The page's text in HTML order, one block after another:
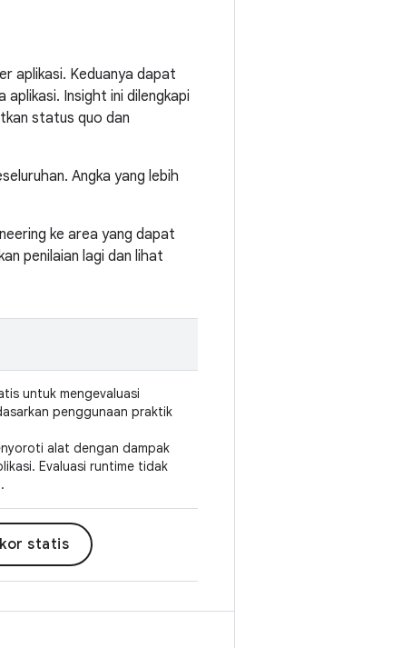
aplikasi. Keduanya dapat
Insight ini dilengkapi
status quo dan
Angka yang lebih
ke area yang dapat
penilaian lagi dan lihat
untuk mengevaluasi
penggunaan praktik
alat dengan dampak
Evaluasi runtime tidak
statis